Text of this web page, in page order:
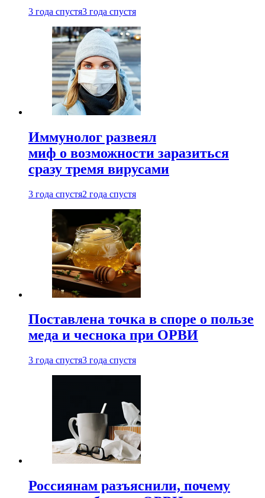
3 года спустя3 года спустя
Иммунолог развеял
миф о возможности заразиться
сразу тремя вирусами
3 года спустя2 года спустя
Поставлена точка в споре о пользе
меда и чеснока при ОРВИ
3 года спустя3 года спустя
Россиянам разъяснили, почему